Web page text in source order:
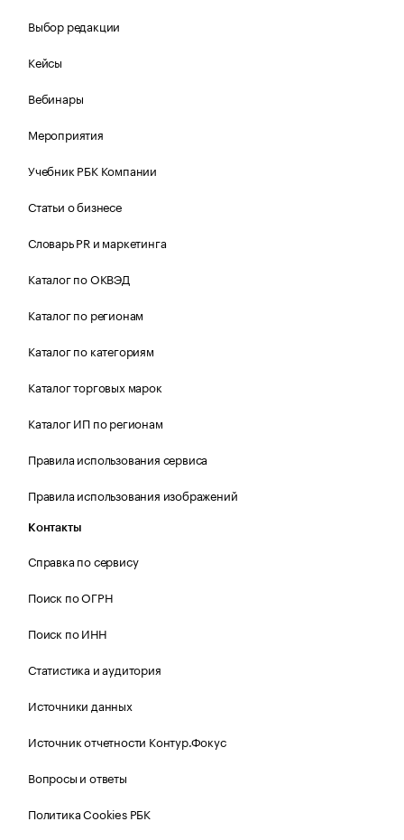
Выбор редакции
Кейсы
Вебинары
Мероприятия
Учебник РБК Компании
Статьи о бизнесе
Словарь PR и маркетинга
Каталог по ОКВЭД
Каталог по регионам
Каталог по категориям
Каталог торговых марок
Каталог ИП по регионам
Правила использования сервиса
Правила использования изображений
Контакты
Справка по сервису
Поиск по ОГРН
Поиск по ИНН
Статистика и аудитория
Источники данных
Источник отчетности Контур.Фокус
Вопросы и ответы
Политика Cookies РБК